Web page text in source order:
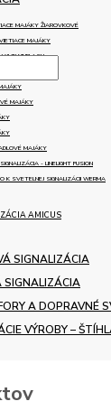
MAJÁKY ŽIAROVKOVÉ
MAJÁKY
TWINFLASH
MAJÁKY
MAJÁKY
- LINELIGHT FUSION
K SVETELNEJ SIGNALIZÁCII WERMA
AMICUS
SIGNALIZÁCIA
A DOPRAVNÉ
VÝROBY –